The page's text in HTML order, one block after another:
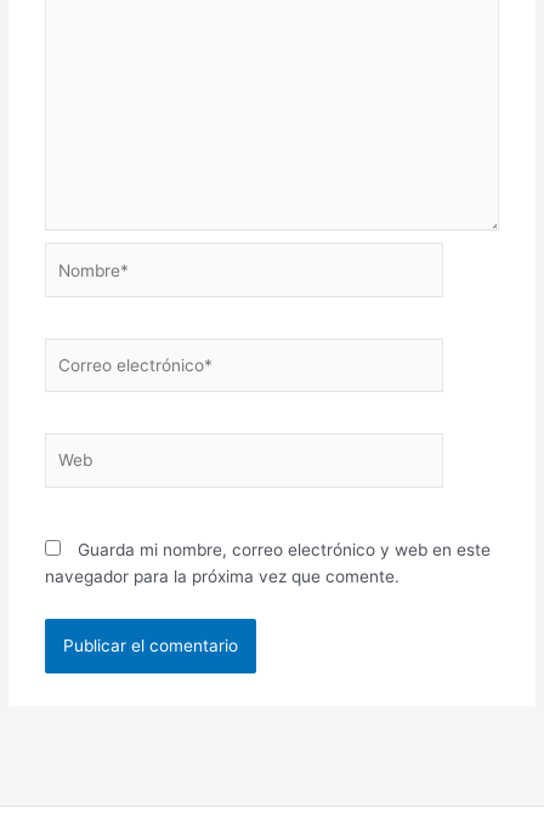
electrónico*
Guarda mi nombre, correo electrónico y web en este
navegador para la próxima vez que comente.